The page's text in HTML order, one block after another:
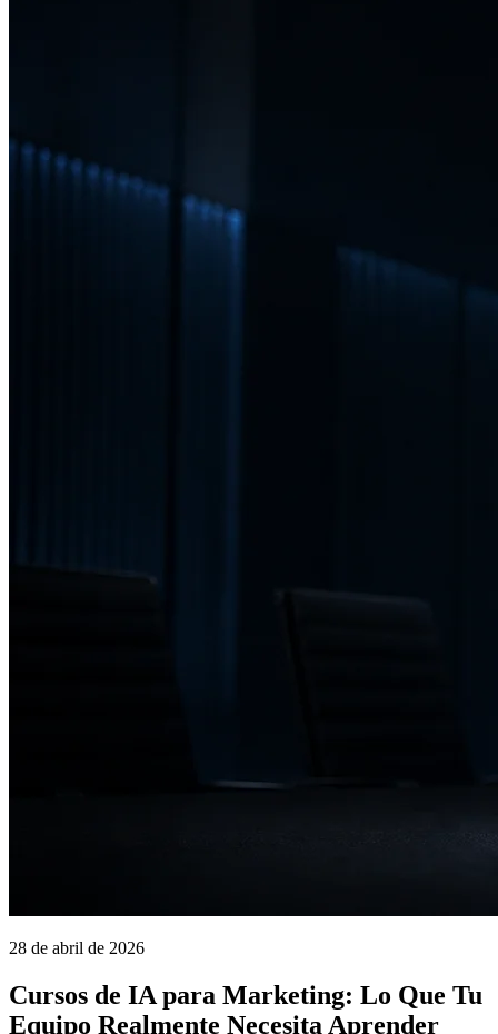
28 de abril de 2026
Cursos de IA para Marketing: Lo Que Tu
Equipo Realmente Necesita Aprender